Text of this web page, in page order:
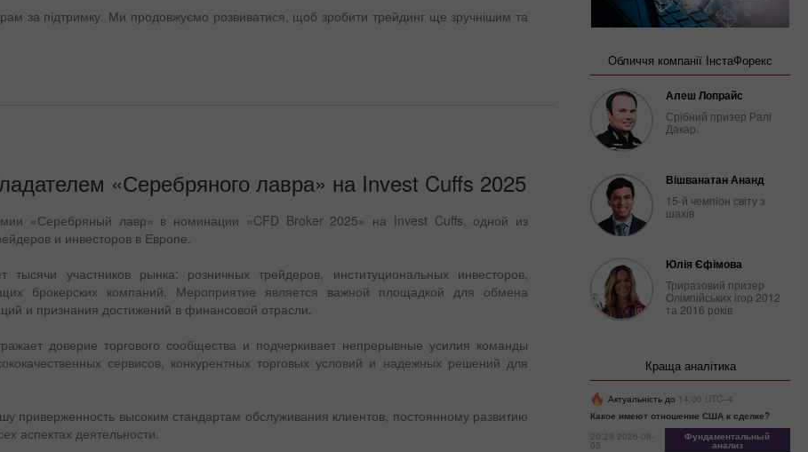
за підтримку. Ми продовжуємо розвиватися, щоб зробити трейдинг ще зручнішим та
«Серебряного лавра» на Invest Cuffs 2025
«Серебряный лавр» в номинации «CFD Broker 2025» на Invest Cuffs, одной из
и инвесторов в Европе.
участников рынка: розничных трейдеров, институциональных инвесторов,
брокерских компаний. Мероприятие является важной площадкой для обмена
и признания достижений в финансовой отрасли.
доверие торгового сообщества и подчеркивает непрерывные усилия команды
сервисов, конкурентных торговых условий и надежных решений для
приверженность высоким стандартам обслуживания клиентов, постоянному развитию
аспектах деятельности.
Обличчя компанії ІнстаФорекс
Алеш Лопрайс
Срібний призер Ралі
Дакар.
Вішванатан Ананд
15-й чемпіон світу з
шахів
Юлія Єфімова
Триразовий призер
Олімпійських ігор 2012
та 2016 років
Краща аналітика
Актуальність до 14:00 UTC--4
Какое имеют отношение США к сделке?
20:28 2026-08-
05
Фундаментальный
анализ